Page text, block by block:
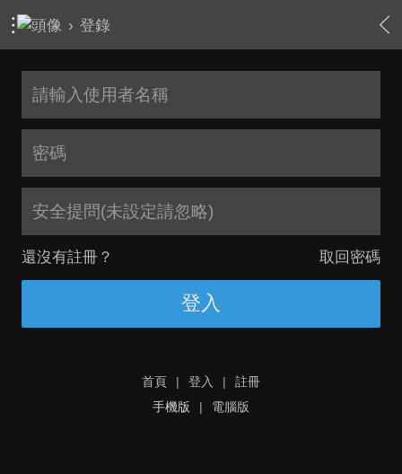
› 登錄
安全提問(未設定請忽略)
還沒有註冊？ 取回密碼
登入
首頁 | 登入 |
註冊
手機版
| 電腦版